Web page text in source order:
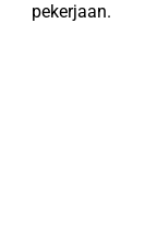
pekerjaan.